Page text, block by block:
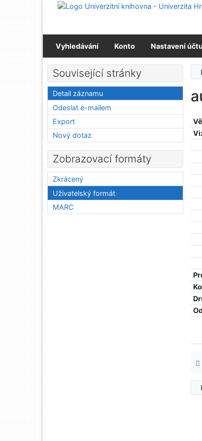
Přejít na obsah
Vyhledávání Konto Nastavení účtu
Související stránky
Detail záznamu
Odeslat e-mailem
Export
Nový dotaz
Zobrazovací formáty
Zkrácený
Uživatelský formát
MARC